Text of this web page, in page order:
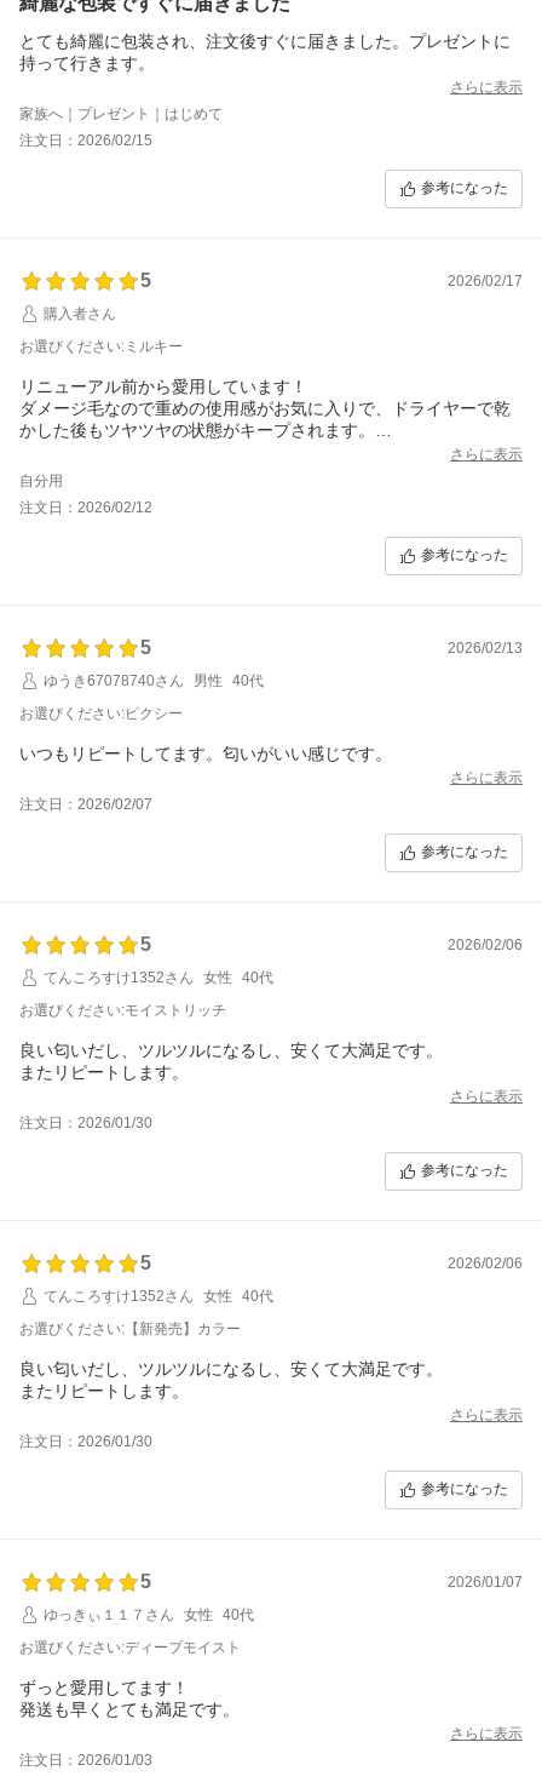
とても綺麗に包装され、注文後すぐに届きました。プレゼントに
持って行きます。
さらに表示
家族へ｜プレゼント｜はじめて
注文日：2026/02/15
参考になった
5
2026/02/17
購入者さん
お選びください:ミルキー
リニューアル前から愛用しています！
ダメージ毛なので重めの使用感がお気に入りで、ドライヤーで乾
かした後もツヤツヤの状態がキープされます。
ベリー系とハチミツの甘さが合わさった香りも好みです。
ミルキーはかなり重めのテクスチャで、髪もしっとりツヤツヤに
れませんが、私のようなダメージ毛に悩んでいる方には一度は使
さらに表示
自分用
注文日：2026/02/12
参考になった
5
2026/02/13
ゆうき67078740さん
男性
40代
お選びください:ピクシー
いつもリピートしてます。匂いがいい感じです。
さらに表示
注文日：2026/02/07
参考になった
5
2026/02/06
てんころすけ1352さん
女性
40代
お選びください:モイストリッチ
良い匂いだし、ツルツルになるし、安くて大満足です。
またリピートします。
さらに表示
注文日：2026/01/30
参考になった
5
2026/02/06
てんころすけ1352さん
女性
40代
お選びください:【新発売】カラー
良い匂いだし、ツルツルになるし、安くて大満足です。
またリピートします。
さらに表示
注文日：2026/01/30
参考になった
5
2026/01/07
ゆっきぃ１１７さん
女性
40代
お選びください:ディープモイスト
ずっと愛用してます！
発送も早くとても満足です。
さらに表示
注文日：2026/01/03